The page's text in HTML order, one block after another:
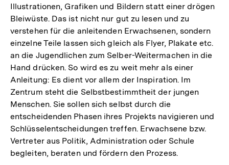
Illustrationen, Grafiken und Bildern statt einer drögen
Bleiwüste. Das ist nicht nur gut zu lesen und zu
verstehen für die anleitenden Erwachsenen, sondern
einzelne Teile lassen sich gleich als Flyer, Plakate etc.
an die Jugendlichen zum Selber-Weitermachen in die
Hand drücken. So wird es zu weit mehr als einer
Anleitung: Es dient vor allem der Inspiration. Im
Zentrum steht die Selbstbestimmtheit der jungen
Menschen. Sie sollen sich selbst durch die
entscheidenden Phasen ihres Projekts navigieren und
Schlüsselentscheidungen treffen. Erwachsene bzw.
Vertreter aus Politik, Administration oder Schule
begleiten, beraten und fördern den Prozess.